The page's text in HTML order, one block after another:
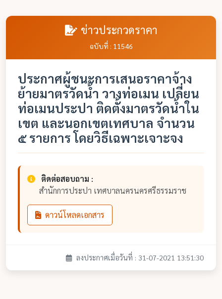
ข่าวประกวดราคา
ฉบับที่ : 11546
ประกาศผู้ชนะการเสนอราคาจ้าง
ย้ายมาตรวัดน้ำ วางท่อเมน เปลี่ยน
ท่อเมนประปา ติดตั้งมาตรวัดน้ำใน
เขต และนอกเขตเทศบาล จำนวน
๕ รายการ โดยวิธีเฉพาะเจาะจง
ติดต่อสอบถาม :
สำนักการประปา เทศบาลนครนครศรีธรรมราช
ดาวน์โหลดเอกสาร
ลงประกาศเมื่อวันที่ : 31-07-2021 13:51:30